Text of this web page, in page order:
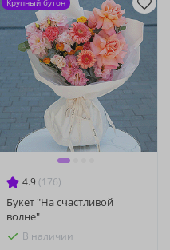
4.9 (176)
Букет "На счастливой
волне"
В наличии
Крупный бутон